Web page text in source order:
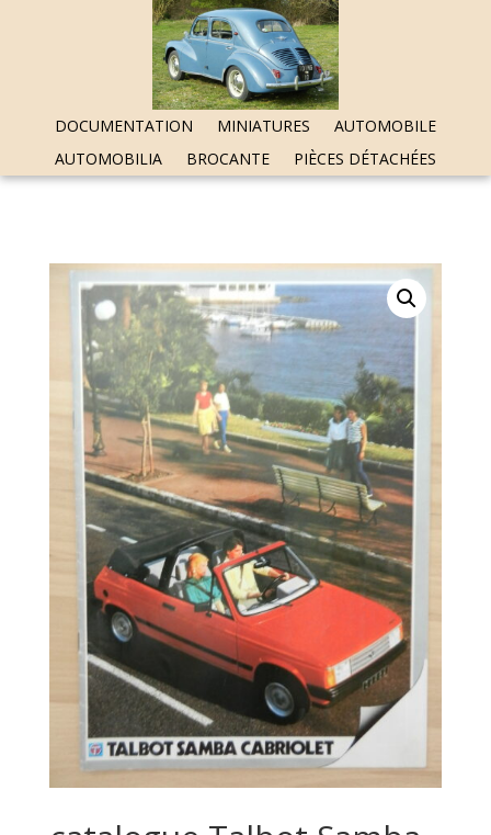
DOCUMENTATION MINIATURES
AUTOMOBILE
AUTOMOBILIA
BROCANTE PIÈCES DÉTACHÉES